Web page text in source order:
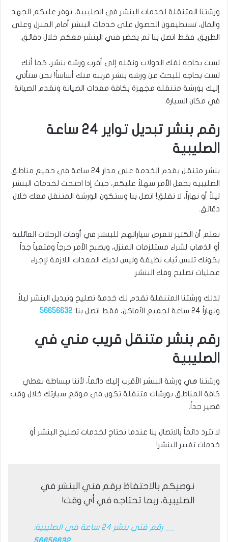
ورشتنا المتنقلة لخدمات البنشر في الصليبية، توفر عليكم الجهد
والمال، تستطيعون الحصول على خدمات البنشر أمام المنزل وعلى
الطريق. فقط اتصل بنا ثم يحضر فني البنشر معكم خلال دقائق.
لست بحاجة لفك الدولاب ونقله إلى أقرب ورشة بنشر، كما أنك
لست بحاجة للبحث عن ورشة بنشر قريبة منك أساساً! نحن سنأتي
إليك بورشة متنقلة مجهزة بكافة معدات الصيانة ونقدم الصيانة
في مكان السيارة.
رقم بنشر تبديل تواير 24 ساعة
الصليبية
بنشر متنقل يقدم الخدمة على مدار 24 ساعة في جميع مناطق
الصليبية يجعل الأمر سهلاً عليكم، حيث إذا احتجت لخدمات البنشر
ليلاً أو نهاراً، لا تقلق! اتصل بنا وستكون الورشة المتنقل معك خلال
دقائق.
نعلم أن الكثير تتعرض سياراتهم للبنشر في أوقات الرحلات العائلية
أو الذهاب لشراء مستلزمات المنزل، ويصبح الأمر حرجاً ومتعباً جداً
بكونك تلبس ثياب نظيفة وليس لديك المعدات اللازمة لإجراء
عمليات تصليح وفك البنشر.
لذلك ورشتنا المتنقلة تقدم لك خدمة تصليح وتبديل البنشر ليلاً
ونهاراً 24 ساعة لجميع الأماكن، فقط اتصل بنا:
56656632
رقم بنشر متنقل قريب مني في
الصليبية
ورشتنا هي ورشة البنشر الأقرب إليك دائماً، لأننا ببساطة نغطي
كافة المناطق بورشات متنقلة تكون في موقع سيارتك خلال وقت
قصير جداً.
لا تترد دائماً بالاتصال بنا عندما تحتاج لخدمات تصليح البنشر أو
خدمات تغيير البنشر!
نوصيكم بالاحتفاظ برقم فني البنشر في
الصليبية، ربما تحتاجه في أي وقت!
__ رقم فني بنشر 24 ساعة في الصليبية: